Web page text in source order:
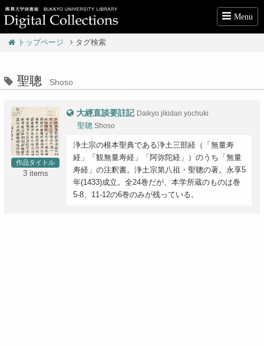
Menu
トップページ タグ検索
聖聰 Shoso
作品タイトル
3 items
大經直談要註記 Daikyo jikidan yochuki
聖聰 Shoso
浄土宗の根本聖典である浄土三部経（「無量寿
経」「観無量寿経」「阿弥陀経」）のうち「無量
寿経」の注釈書。浄土宗第八祖・聖聰の著。永享5
年(1433)成立。全24巻だが、本学所蔵のものは巻
5-8、11-12の6巻のみが残っている。